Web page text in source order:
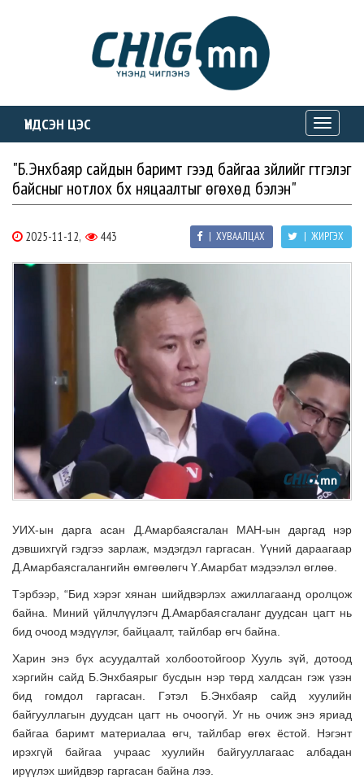
ҮНДСЭН ЦЭС
Toggle
"Б.Энхбаяр сайдын баримт гээд байгаа зүйлийг гүтгэлэг
байсныг нотлох бүх няцаалтыг өгөхөд бэлэн"
2025-11-12, 443 | ЖИРГЭХ
| ХУВААЛЦАХ
УИХ-ын дарга асан Д.Амарбаясгалан МАН-ын даргад нэр
дэвшихгүй гэдгээ зарлаж, мэдэгдэл гаргасан. Үүний дараагаар
Д.Амарбаясгалангийн өмгөөлөгч Ү.Амарбат мэдээлэл өглөө.
Тэрбээр, “Бид хэрэг хянан шийдвэрлэх ажиллагаанд оролцож
байна. Миний үйлчлүүлэгч Д.Амарбаясгаланг дуудсан цагт нь
бид очоод мэдүүлэг, байцаалт, тайлбар өгч байна.
Харин энэ бүх асуудалтай холбоотойгоор Хууль зүй, дотоод
хэргийн сайд Б.Энхбаярыг бусдын нэр төрд халдсан гэж үзэн
бид гомдол гаргасан. Гэтэл Б.Энхбаяр сайд хуулийн
байгууллагын дуудсан цагт нь очоогүй. Уг нь очиж энэ яриад
байгаа баримт материалаа өгч, тайлбар өгөх ёстой. Нэгэнт
ирэхгүй байгаа учраас хуулийн байгууллагаас албадан
ирүүлэх шийдвэр гаргасан байна лээ.